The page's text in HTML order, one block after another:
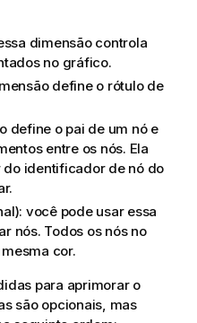
dimensão controla
no gráfico.
define o rótulo de
define o pai de um nó e
entre os nós. Ela
identificador de nó do
você pode usar essa
nós. Todos os nós no
cor.
para aprimorar o
são opcionais, mas